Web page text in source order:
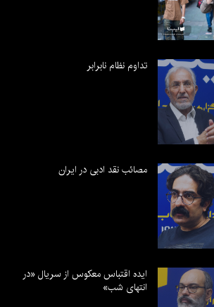
تداوم نظام نابرابر
مصائب نقد ادبی در ایران
ایده اقتباس معکوس از سریال «در
انتهای شب»